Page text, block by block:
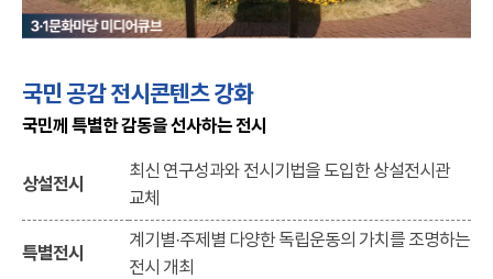
국민 공감 전시콘텐츠 강화
국민께 특별한 감동을 선사하는 전시
상설전시
최신 연구성과와 전시기법을 도입한 상설전시관
교체
특별전시
계기별·주제별 다양한 독립운동의 가치를 조명하는
전시 개최